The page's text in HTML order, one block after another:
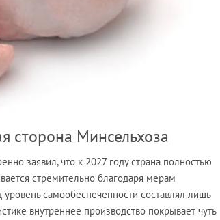
сторона Минсельхоза
заявил, что к 2027 году страна полностью
стремительно благодаря мерам
самообеспеченности составлял лишь
внутреннее производство покрывает чуть